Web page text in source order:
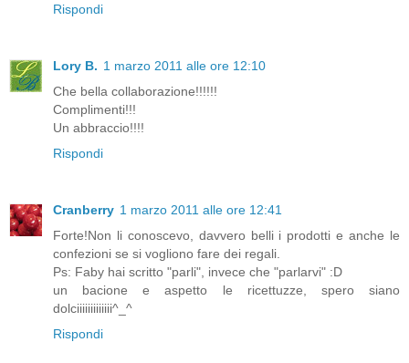
Rispondi
Lory B. 1 marzo 2011 alle ore 12:10
Che bella collaborazione!!!!!!
Complimenti!!!
Un abbraccio!!!!
Rispondi
Cranberry 1 marzo 2011 alle ore 12:41
Forte!Non li conoscevo, davvero belli i prodotti e anche le
confezioni se si vogliono fare dei regali.
Ps: Faby hai scritto "parli", invece che "parlarvi" :D
un bacione e aspetto le ricettuzze, spero siano
dolciiiiiiiiiiiii^_^
Rispondi